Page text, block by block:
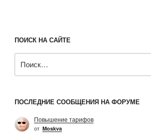
ПОИСК НА САЙТЕ
ПОСЛЕДНИЕ СООБЩЕНИЯ НА ФОРУМЕ
Повышение тарифов
от Moskva